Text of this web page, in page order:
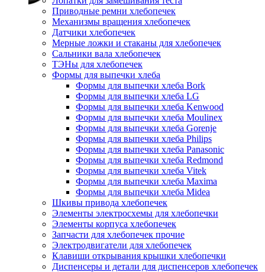
Приводные ремни хлебопечек
Механизмы вращения хлебопечек
Датчики хлебопечек
Мерные ложки и стаканы для хлебопечек
Сальники вала хлебопечек
ТЭНы для хлебопечек
Формы для выпечки хлеба
Формы для выпечки хлеба Bork
Формы для выпечки хлеба LG
Формы для выпечки хлеба Kenwood
Формы для выпечки хлеба Moulinex
Формы для выпечки хлеба Gorenje
Формы для выпечки хлеба Philips
Формы для выпечки хлеба Panasonic
Формы для выпечки хлеба Redmond
Формы для выпечки хлеба Vitek
Формы для выпечки хлеба Maxima
Формы для выпечки хлеба Midea
Шкивы привода хлебопечек
Элементы электросхемы для хлебопечки
Элементы корпуса хлебопечек
Запчасти для хлебопечек прочие
Электродвигатели для хлебопечек
Клавиши открывания крышки хлебопечки
Диспенсеры и детали для диспенсеров хлебопечек